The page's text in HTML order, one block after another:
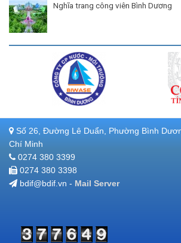
Nghĩa trang công viên Bình Dương
Số 26, Đường Lê Duẩn, Phường Bình
Chí Minh
0274 380 3399
0274 380 3398
bdif@bdif.vn - Mail Server